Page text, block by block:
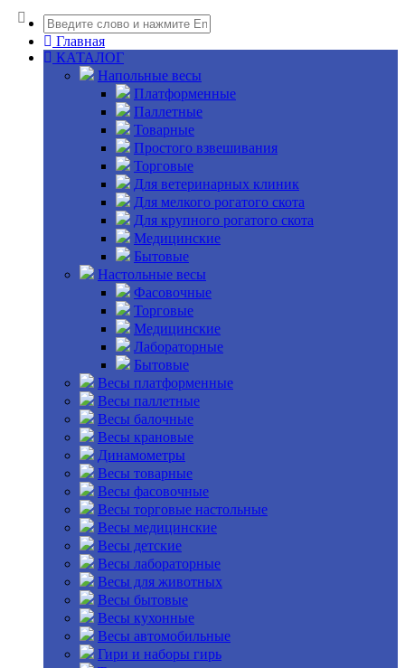
Главная
КАТАЛОГ
Напольные весы
Платформенные
Паллетные
Товарные
Простого взвешивания
Торговые
Для ветеринарных клиник
Для мелкого рогатого скота
Для крупного рогатого скота
Медицинские
Бытовые
Настольные весы
Фасовочные
Торговые
Медицинские
Лабораторные
Бытовые
Весы платформенные
Весы паллетные
Весы балочные
Весы крановые
Динамометры
Весы товарные
Весы фасовочные
Весы торговые настольные
Весы медицинские
Весы детские
Весы лабораторные
Весы для животных
Весы бытовые
Весы кухонные
Весы автомобильные
Гири и наборы гирь